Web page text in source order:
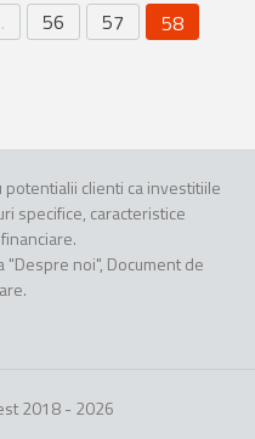
56 57
58
potentialii clienti ca investitiile
specifice, caracteristice
noi", Document de
2018 - 2026